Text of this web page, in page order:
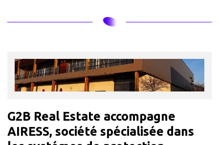
G2B Real Estate accompagne
AIRESS, société spécialisée dans